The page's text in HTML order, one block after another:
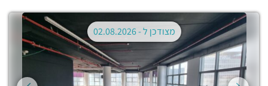
מצודכן ל -02.08.2026